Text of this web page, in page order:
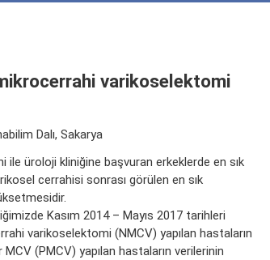
varikoselektomi
Dalı, Sakarya
üroloji kliniğine başvuran erkeklerde en sık
cerrahisi sonrası görülen en sık
Kasım 2014 – Mayıs 2017 tarihleri
varikoselektomi (NMCV) yapılan hastaların
(PMCV) yapılan hastaların verilerinin